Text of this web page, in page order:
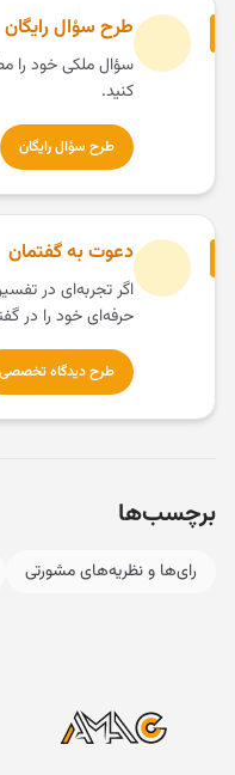
طرح سؤال رایگان
سؤال ملکی خود را
کنید.
طرح سؤال رایگان
دعوت به گفتمان
اگر تجربه‌ای در
حرفه‌ای خود را در
طرح دیدگاه تخصصی
برچسب‌ها
رای‌ها و نظریه‌های مشورتی